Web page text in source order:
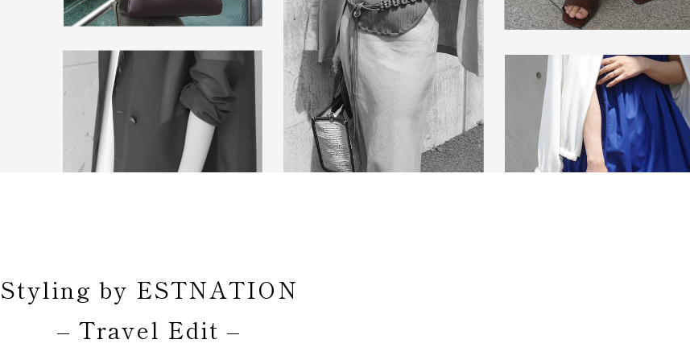
Styling by ESTNATION
– Travel Edit –